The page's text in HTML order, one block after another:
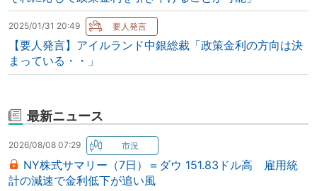
2025/01/31 20:49
【要人発言】アイルランド中銀総裁「政策金利の方向は決
まっている・・」
最新ニュース
2026/08/08 07:29
NY株式サマリー（7日）＝ダウ 151.83ドル高 雇用統
計の減速で金利低下が追い風